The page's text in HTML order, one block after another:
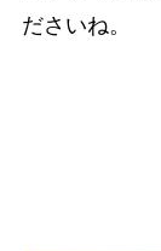
ださいね。